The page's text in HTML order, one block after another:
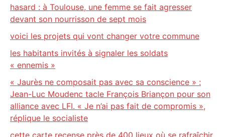
hasard : à Toulouse, une femme se fait agresser
devant son nourrisson de sept mois
voici les projets qui vont changer votre commune
les habitants invités à signaler les soldats
« ennemis »
« Jaurès ne composait pas avec sa conscience » :
Jean-Luc Moudenc tacle François Briançon pour son
alliance avec LFI. « Je n’ai pas fait de compromis »,
réplique le socialiste
cette carte recense près de 400 lieux où se rafraîchir